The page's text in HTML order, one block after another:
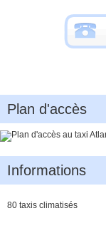
Plan d'accès
Informations
80 taxis climatisés